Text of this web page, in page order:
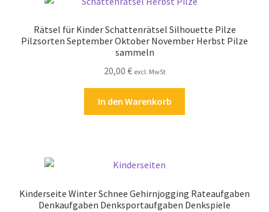
Rätsel für Kinder Schattenrätsel Silhouette Pilze
Pilzsorten September Oktober November Herbst Pilze
sammeln
20,00 € excl. MwSt
In den Warenkorb
Kinderseite Winter Schnee Gehirnjogging Rateaufgaben
Denkaufgaben Denksportaufgaben Denkspiele